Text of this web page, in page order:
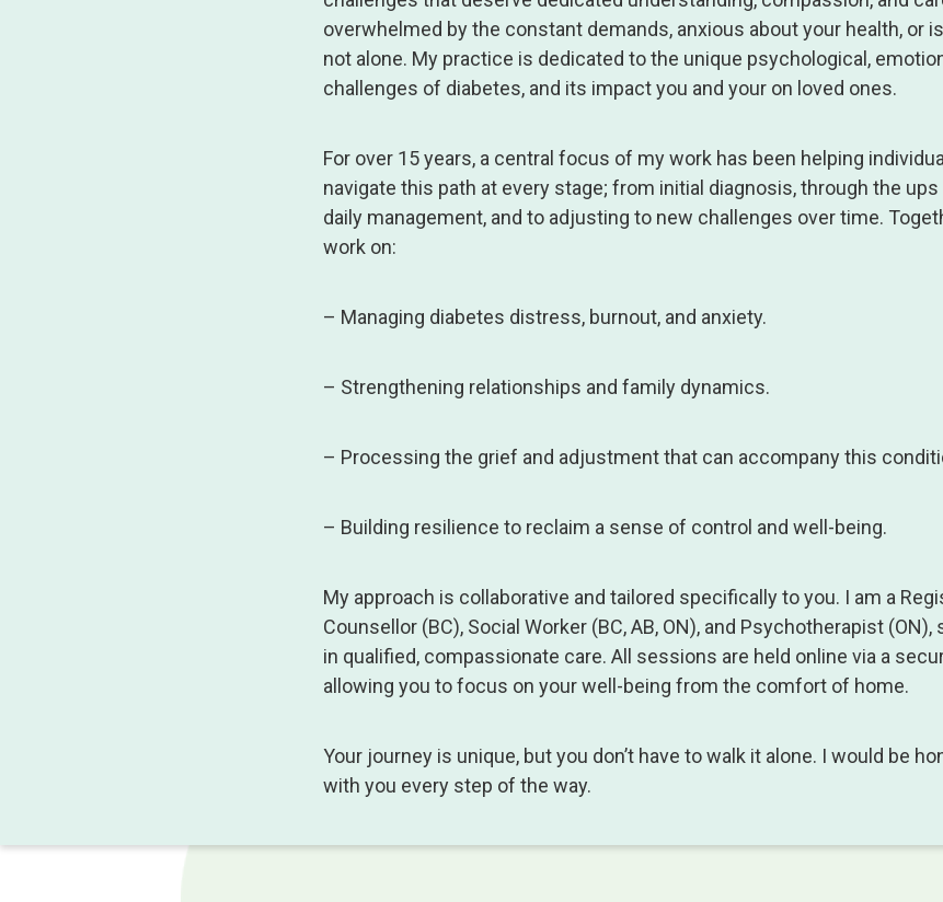
overwhelmed by the constant demands, anxious about your health, or
not alone. My practice is dedicated to the unique psychological,
challenges of diabetes, and its impact you and your on loved ones.
For over 15 years, a central focus of my work has been helping
navigate this path at every stage; from initial diagnosis, through the
daily management, and to adjusting to new challenges over time.
work on:
– Managing diabetes distress, burnout, and anxiety.
– Strengthening relationships and family dynamics.
– Processing the grief and adjustment that can accompany this
– Building resilience to reclaim a sense of control and well-being.
My approach is collaborative and tailored specifically to you. I am a
Counsellor (BC), Social Worker (BC, AB, ON), and Psychotherapist
in qualified, compassionate care. All sessions are held online via a
allowing you to focus on your well-being from the comfort of home.
Your journey is unique, but you don’t have to walk it alone. I would be
with you every step of the way.